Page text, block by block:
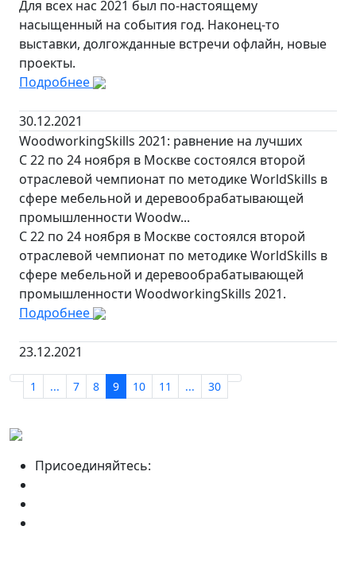
Для всех нас 2021 был по-настоящему
насыщенный на события год. Наконец-то
выставки, долгожданные встречи офлайн, новые
проекты.
Подробнее
30.12.2021
WoodworkingSkills 2021: равнение на лучших
С 22 по 24 ноября в Москве состоялся второй
отраслевой чемпионат по методике WorldSkills в
сфере мебельной и деревообрабатывающей
промышленности Woodw...
С 22 по 24 ноября в Москве состоялся второй
отраслевой чемпионат по методике WorldSkills в
сфере мебельной и деревообрабатывающей
промышленности WoodworkingSkills 2021.
Подробнее
23.12.2021
1 ... 7 8 9 10 11 ... 30
Присоединяйтесь: